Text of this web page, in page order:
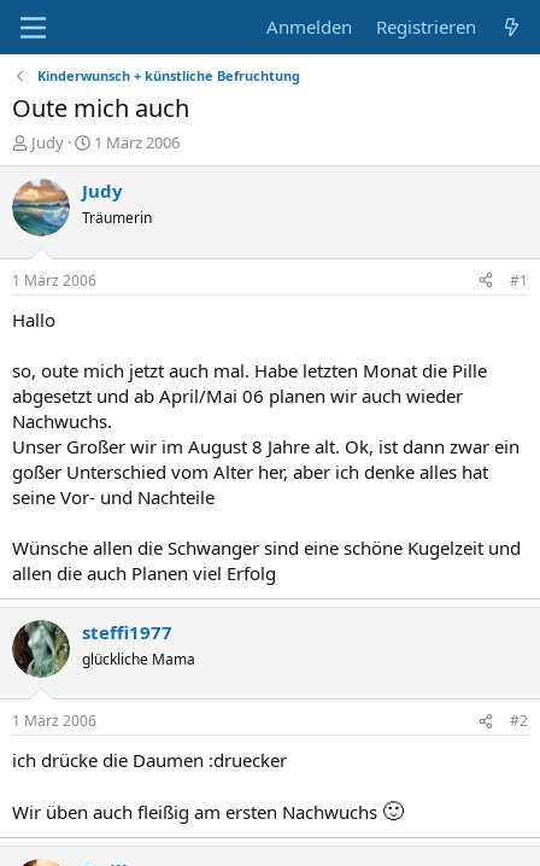
Anmelden Registrieren
Kinderwunsch + künstliche Befruchtung
Oute mich auch
E
r
s
t
e
l
e
r
Judy
E
r
s
e
l
t
1 März 2006
Judy
Träumerin
1 März 2006 #1
Hallo
so, oute mich jetzt auch mal. Habe letzten Monat die Pille
abgesetzt und ab April/Mai 06 planen wir auch wieder
Nachwuchs.
Unser Großer wir im August 8 Jahre alt. Ok, ist dann zwar ein
goßer Unterschied vom Alter her, aber ich denke alles hat
seine Vor- und Nachteile
Wünsche allen die Schwanger sind eine schöne Kugelzeit und
allen die auch Planen viel Erfolg
steffi1977
glückliche Mama
1 März 2006 #2
ich drücke die Daumen :druecker
Wir üben auch fleißig am ersten Nachwuchs 🙂